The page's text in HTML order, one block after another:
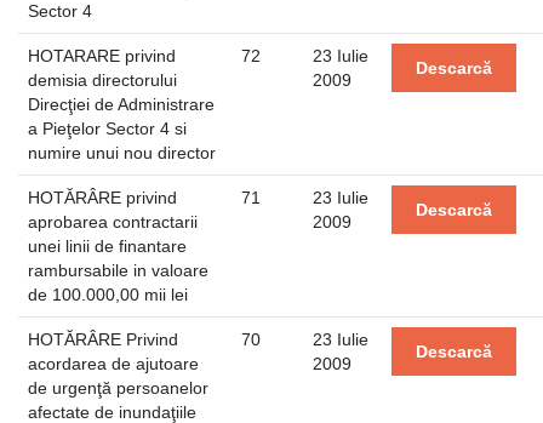
Sector 4
HOTARARE privind
demisia directorului
Direcţiei de Administrare
a Pieţelor Sector 4 si
numire unui nou director
72
23 Iulie
2009
Descarcă
HOTĂRÂRE privind
aprobarea contractarii
unei linii de finantare
rambursabile in valoare
de 100.000,00 mii lei
71
23 Iulie
2009
Descarcă
HOTĂRÂRE Privind
acordarea de ajutoare
de urgenţă persoanelor
afectate de inundaţiile
70
23 Iulie
2009
Descarcă